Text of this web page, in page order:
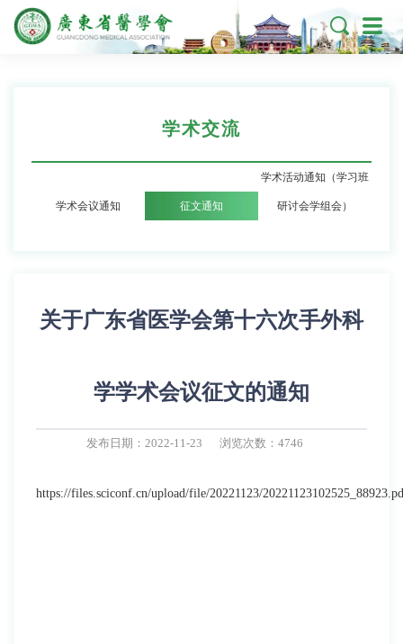

学术交流
学术会议通知 征文通知
学术活动通知（学习班
研讨会学组会）
关于广东省医学会第十六次手外科
学学术会议征文的通知
发布日期：2022-11-23 浏览次数：4746
https://files.sciconf.cn/upload/file/20221123/